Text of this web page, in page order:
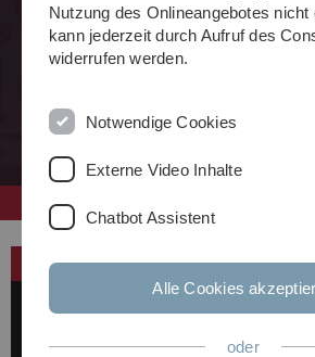
Nutzung des Onlineangebotes nicht
kann jederzeit durch Aufruf des
widerrufen werden.
Notwendige Cookies
Externe Video Inhalte
Chatbot Assistent
Alle Cookies
oder